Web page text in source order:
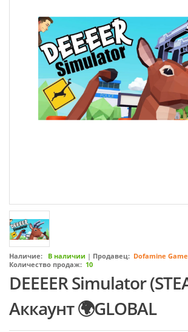
Наличие: В наличии | Продавец: Dofamine Game
Количество продаж: 10
DEEEER Simulator
Аккаунт 🌍GLOBAL